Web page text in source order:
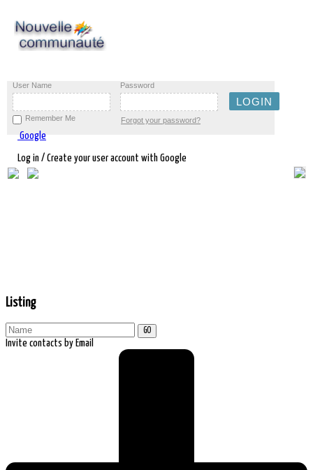
User Name Password
Remember Me Forgot your password?
Google
Log in / Create your user account with Google
Listing
GO
Invite contacts by Email